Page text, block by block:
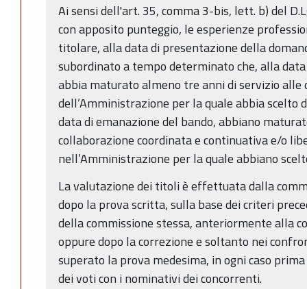
Ai sensi dell'art. 35, comma 3-bis, lett. b) del
con apposito punteggio, le esperienze
titolare, alla data di presentazione della
subordinato a tempo determinato che, alla
abbia maturato almeno tre anni di servizio alle
dell’Amministrazione per la quale abbia scelto
data di emanazione del bando, abbiano
collaborazione coordinata e continuativa e/o
nell’Amministrazione per la quale abbiano
La valutazione dei titoli è effettuata dalla
dopo la prova scritta, sulla base dei criteri
della commissione stessa, anteriormente alla
oppure dopo la correzione e soltanto nei
superato la prova medesima, in ogni caso
dei voti con i nominativi dei concorrenti.